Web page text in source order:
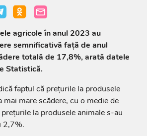
agricole în anul 2023 au
semnificativă față de anul
totală de 17,8%, arată datele
Statistică.
faptul că prețurile la produsele
mai mare scădere, cu o medie de
la produsele animale s-au
2,7%.